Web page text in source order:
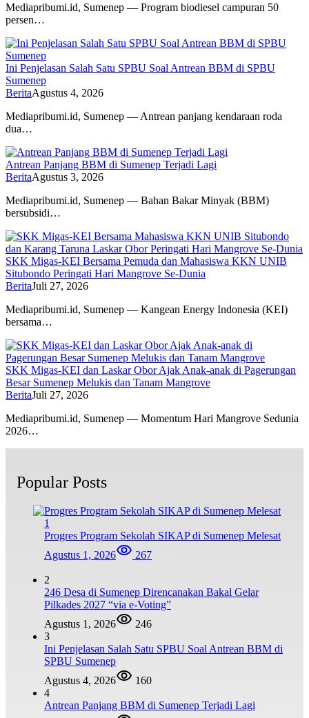
Mediapribumi.id, Sumenep — Program biodiesel campuran 50
persen…
Ini Penjelasan Salah Satu SPBU Soal Antrean BBM di SPBU
Sumenep
BeritaAgustus 4, 2026
Mediapribumi.id, Sumenep — Antrean panjang kendaraan roda
dua…
Antrean Panjang BBM di Sumenep Terjadi Lagi
BeritaAgustus 3, 2026
Mediapribumi.id, Sumenep — Bahan Bakar Minyak (BBM)
bersubsidi…
SKK Migas-KEI Bersama Pemuda dan Mahasiswa KKN UNIB
Situbondo Peringati Hari Mangrove Se-Dunia
BeritaJuli 27, 2026
Mediapribumi.id, Sumenep — Kangean Energy Indonesia (KEI)
bersama…
SKK Migas-KEI dan Laskar Obor Ajak Anak-anak di Pagerungan
Besar Sumenep Melukis dan Tanam Mangrove
BeritaJuli 27, 2026
Mediapribumi.id, Sumenep — Momentum Hari Mangrove Sedunia
2026…
Popular Posts
1
Progres Program Sekolah SIKAP di Sumenep Melesat
Agustus 1, 2026
267
2
246 Desa di Sumenep Direncanakan Bakal Gelar
Pilkades 2027 “via e-Voting”
Agustus 1, 2026
246
3
Ini Penjelasan Salah Satu SPBU Soal Antrean BBM di
SPBU Sumenep
Agustus 4, 2026
160
4
Antrean Panjang BBM di Sumenep Terjadi Lagi